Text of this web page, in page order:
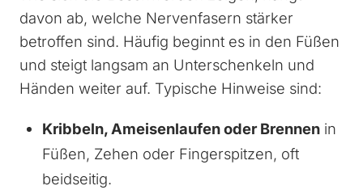
davon ab, welche Nervenfasern stärker
betroffen sind. Häufig beginnt es in den Füßen
und steigt langsam an Unterschenkeln und
Händen weiter auf. Typische Hinweise sind:
Kribbeln, Ameisenlaufen oder Brennenin
Füßen, Zehen oder Fingerspitzen, oft
beidseitig.